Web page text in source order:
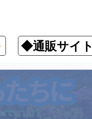
◆通販サイト